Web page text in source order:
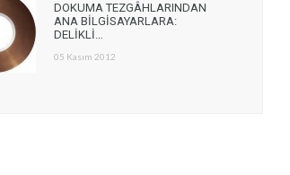
DOKUMA TEZGÂHLARINDAN
ANA BİLGİSAYARLARA:
DELİKLİ…
05 Kasım 2012